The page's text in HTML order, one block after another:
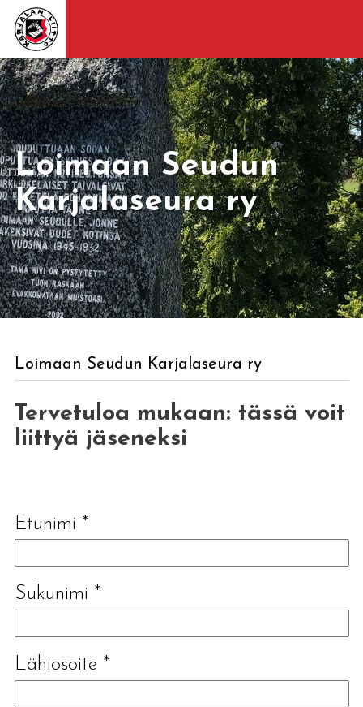
Loimaan Seudun
Karjalaseura ry
Loimaan Seudun Karjalaseura ry
Tervetuloa mukaan: tässä voit
liittyä jäseneksi
Etunimi *
Sukunimi *
Lähiosoite *